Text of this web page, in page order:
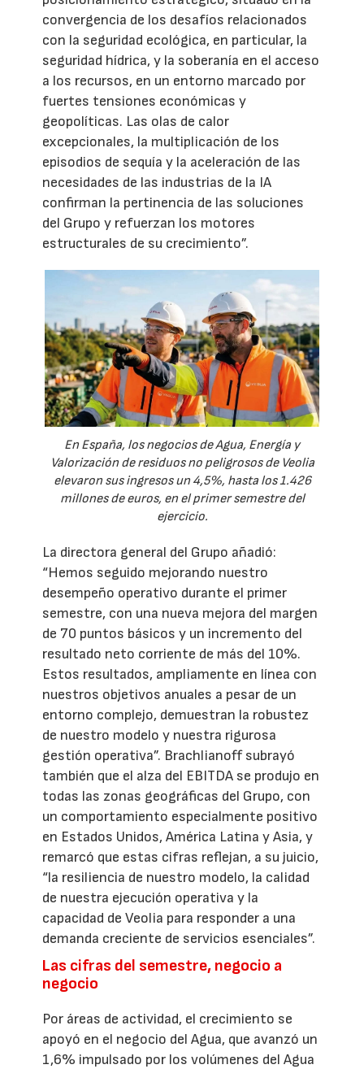
convergencia de los desafíos relacionados
con la seguridad ecológica, en particular, la
seguridad hídrica, y la soberanía en el acceso
a los recursos, en un entorno marcado por
fuertes tensiones económicas y
geopolíticas. Las olas de calor
excepcionales, la multiplicación de los
episodios de sequía y la aceleración de las
necesidades de las industrias de la IA
confirman la pertinencia de las soluciones
del Grupo y refuerzan los motores
estructurales de su crecimiento”.
En España, los negocios de Agua, Energía y
Valorización de residuos no peligrosos de Veolia
elevaron sus ingresos un 4,5%, hasta los 1.426
millones de euros, en el primer semestre del
ejercicio.
La directora general del Grupo añadió:
“Hemos seguido mejorando nuestro
desempeño operativo durante el primer
semestre, con una nueva mejora del margen
de 70 puntos básicos y un incremento del
resultado neto corriente de más del 10%.
Estos resultados, ampliamente en línea con
nuestros objetivos anuales a pesar de un
entorno complejo, demuestran la robustez
de nuestro modelo y nuestra rigurosa
gestión operativa”. Brachlianoff subrayó
también que el alza del EBITDA se produjo en
todas las zonas geográficas del Grupo, con
un comportamiento especialmente positivo
en Estados Unidos, América Latina y Asia, y
remarcó que estas cifras reflejan, a su juicio,
“la resiliencia de nuestro modelo, la calidad
de nuestra ejecución operativa y la
capacidad de Veolia para responder a una
demanda creciente de servicios esenciales”.
Las cifras del semestre, negocio a
negocio
Por áreas de actividad, el crecimiento se
apoyó en el negocio del Agua, que avanzó un
1,6% impulsado por los volúmenes del Agua